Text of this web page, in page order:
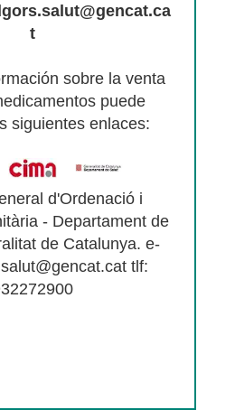
t
sobre la venta
puede
siguientes enlaces:
d'Ordenació i
- Departament de
de Catalunya. e-
tlf: